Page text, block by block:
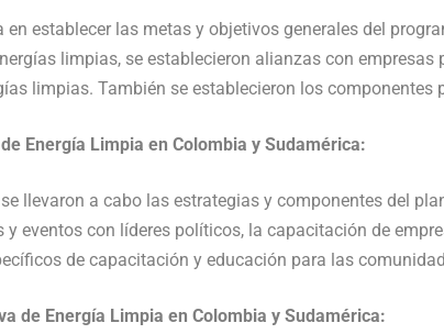
en establecer las metas y objetivos generales del
limpias, se establecieron alianzas con
limpias. También se establecieron los
Energía Limpia en Colombia y Sudamérica:
llevaron a cabo las estrategias y componentes del
eventos con líderes políticos, la capacitación de
de capacitación y educación para las
de Energía Limpia en Colombia y Sudamérica: